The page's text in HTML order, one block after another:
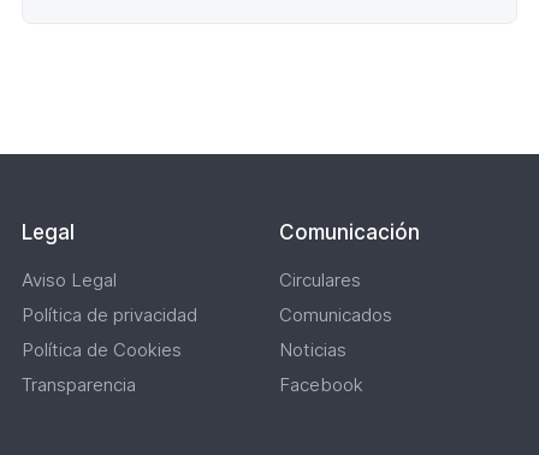
Legal
Aviso Legal
Política de privacidad
Política de Cookies
Transparencia
Comunicación
Circulares
Comunicados
Noticias
Facebook